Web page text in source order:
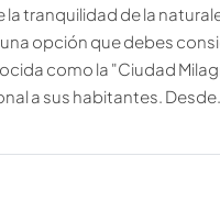
tranquilidad de la
opción que debes
como la "Ciudad
a sus habitantes. Desde...